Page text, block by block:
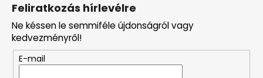
Feliratkozás hírlevélre
Ne késsen le semmiféle újdonságról vagy
kedvezményről!
E-mail